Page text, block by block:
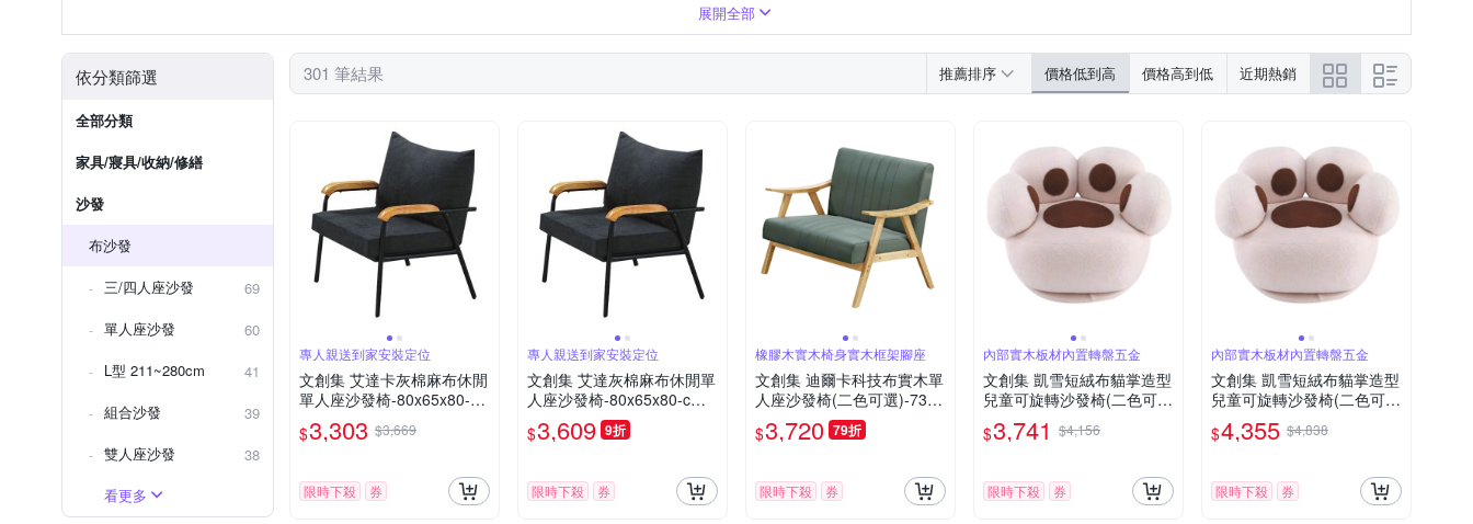
展開全部
依分類篩選
全部分類
家具/寢具/收納/修繕
沙發
布沙發
三/四人座沙發
69
單人座沙發
60
L型 211~280cm
41
組合沙發
39
雙人座沙發
38
看更多
301 筆結果 推薦排序 價格低到高 價格高到低 近期熱銷
專人親送到家安裝定位
文創集 艾達卡灰棉麻布休閒
單人座沙發椅-80x65x80-c
m免組
$3,303 $3,669
限時下殺 券
專人親送到家安裝定位
文創集 艾達灰棉麻布休閒單
人座沙發椅-80x65x80-cm
免組
$3,609 9折
限時下殺 券
橡膠木實木椅身實木框架腳座
文創集 迪爾卡科技布實木單
人座沙發椅(二色可選)-73x7
3x87cm免組
$3,720 79折
限時下殺 券
內部實木板材內置轉盤五金
文創集 凱雪短絨布貓掌造型
兒童可旋轉沙發椅(二色可
選)-78x45x45cm免組
$3,741 $4,156
限時下殺 券
內部實木板材內置轉盤五金
文創集 凱雪短絨布貓掌造型
兒童可旋轉沙發椅(二色可
選)-78x45x45cm免組
$4,355 $4,838
限時下殺 券